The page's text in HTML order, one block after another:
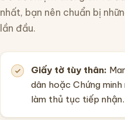
nhất, bạn nên chuẩn bị
lần đầu.
Giấy tờ tùy thân:
dân hoặc Chứng
làm thủ tục tiếp nhận.